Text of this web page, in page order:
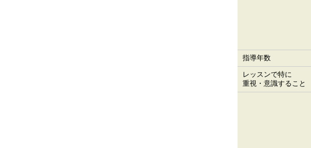
指導年数
レッスンで特に
重視・意識すること